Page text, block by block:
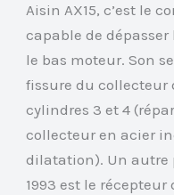
Aisin AX15, c’est le
capable de
le bas moteur. Son
fissure du collecteur
cylindres 3 et 4
collecteur en acier
dilatation). Un autre
1993 est le récepteur